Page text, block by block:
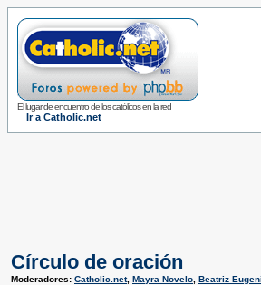
El lugar de encuentro de los católicos en la red
Ir a Catholic.net
Círculo de oración
Moderadores: Catholic.net, Mayra Novelo Beatriz